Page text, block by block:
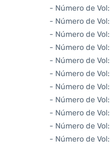
- Número de Vol:
- Número de Vol:
- Número de Vol:
- Número de Vol:
- Número de Vol:
- Número de Vol:
- Número de Vol:
- Número de Vol:
- Número de Vol:
- Número de Vol:
- Número de Vol: